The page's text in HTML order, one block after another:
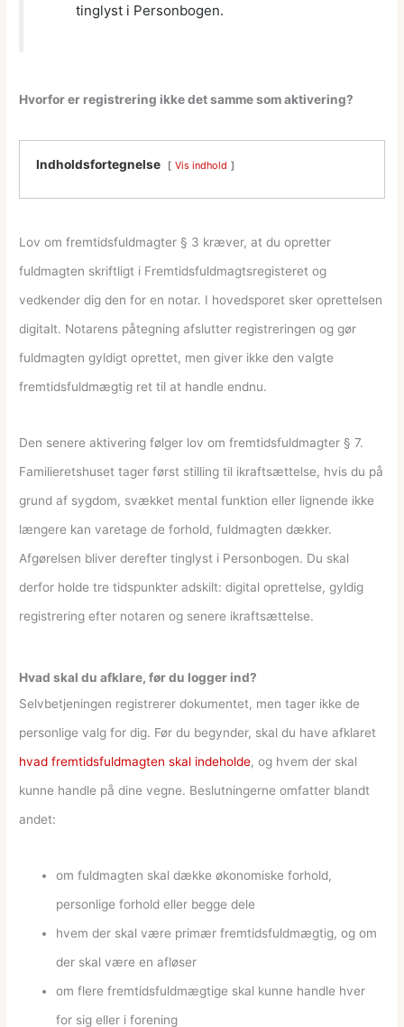
tinglyst i Personbogen.
Hvorfor er registrering ikke det samme som aktivering?
Indholdsfortegnelse Vis indhold
Lov om fremtidsfuldmagter § 3 kræver, at du opretter
fuldmagten skriftligt i Fremtidsfuldmagtsregisteret og
vedkender dig den for en notar. I hovedsporet sker oprettelsen
digitalt. Notarens påtegning afslutter registreringen og gør
fuldmagten gyldigt oprettet, men giver ikke den valgte
fremtidsfuldmægtig ret til at handle endnu.
Den senere aktivering følger lov om fremtidsfuldmagter § 7.
Familieretshuset tager først stilling til ikraftsættelse, hvis du på
grund af sygdom, svækket mental funktion eller lignende ikke
længere kan varetage de forhold, fuldmagten dækker.
Afgørelsen bliver derefter tinglyst i Personbogen. Du skal
derfor holde tre tidspunkter adskilt: digital oprettelse, gyldig
registrering efter notaren og senere ikraftsættelse.
Hvad skal du afklare, før du logger ind?
Selvbetjeningen registrerer dokumentet, men tager ikke de
personlige valg for dig. Før du begynder, skal du have afklaret
hvad fremtidsfuldmagten skal indeholde, og hvem der skal
kunne handle på dine vegne. Beslutningerne omfatter blandt
andet:
om fuldmagten skal dække økonomiske forhold,
personlige forhold eller begge dele
hvem der skal være primær fremtidsfuldmægtig, og om
der skal være en afløser
om flere fremtidsfuldmægtige skal kunne handle hver
for sig eller i forening